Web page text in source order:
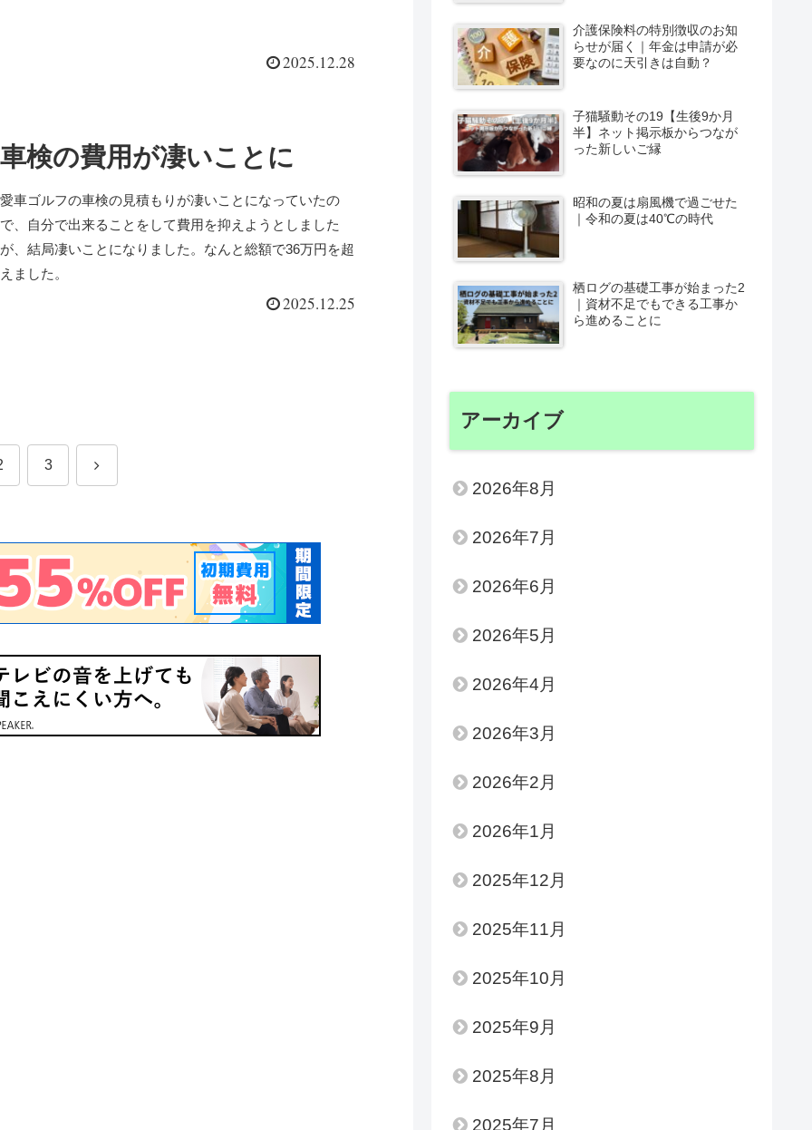
2025.12.28
車検の費用が凄いことに
愛車ゴルフの車検の見積もりが凄いことになっていたの
で、自分で出来ることをして費用を抑えようとしました
が、結局凄いことになりました。なんと総額で36万円を超
えました。
2025.12.25
3 次
介護保険料の特別徴収のお知
らせが届く｜年金は申請が必
要なのに天引きは自動？
子猫騒動その19【生後9か月
半】ネット掲示板からつなが
った新しいご縁
昭和の夏は扇風機で過ごせた
｜令和の夏は40℃の時代
栖ログの基礎工事が始まった2
｜資材不足でもできる工事か
ら進めることに
アーカイブ
2026年8月
2026年7月
2026年6月
2026年5月
2026年4月
2026年3月
2026年2月
2026年1月
2025年12月
2025年11月
2025年10月
2025年9月
2025年8月
2025年7月